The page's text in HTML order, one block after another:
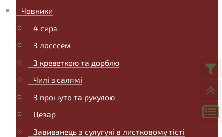
Човники
4 сира
З лососем
З креветкою та дорблю
Чилі з салямі
З прошуто та рукулою
Цезар
Завиванець з сулугуні в листковому тісті